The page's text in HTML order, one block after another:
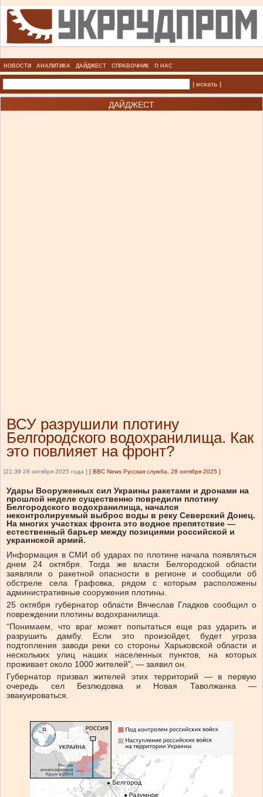
НОВОСТИ АНАЛИТИКА ДАЙДЖЕСТ СПРАВОЧНИК О НАС
| искать |
ДАЙДЖЕСТ
ВСУ разрушили плотину
Белгородского водохранилища. Как
это повлияет на фронт?
[21:39 28 октября 2025 года ] [ BBC News Русская служба, 28 октября 2025 ]
Удары Вооруженных сил Украины ракетами и дронами на
прошлой неделе существенно повредили плотину
Белгородского водохранилища, начался
неконтролируемый выброс воды в реку Северский Донец.
На многих участках фронта это водное препятствие —
естественный барьер между позициями российской и
украинской армий.
Информация в СМИ об ударах по плотине начала появляться
днем ​​24 октября. Тогда же власти Белгородской области
заявляли о ракетной опасности в регионе и сообщили об
обстреле села Графовка, рядом с которым расположены
административные сооружения плотины.
25 октября губернатор области Вячеслав Гладков сообщил о
повреждении плотины водохранилища.
“Понимаем, что враг может попытаться еще раз ударить и
разрушить дамбу. Если это произойдет, будет угроза
подтопления заводи реки со стороны Харьковской области и
нескольких улиц наших населенных пунктов, на которых
проживает около 1000 жителей”, — заявил он.
Губернатор призвал жителей этих территорий — в первую
очередь сел Безлюдовка и Новая Таволжанка —
эвакуироваться.